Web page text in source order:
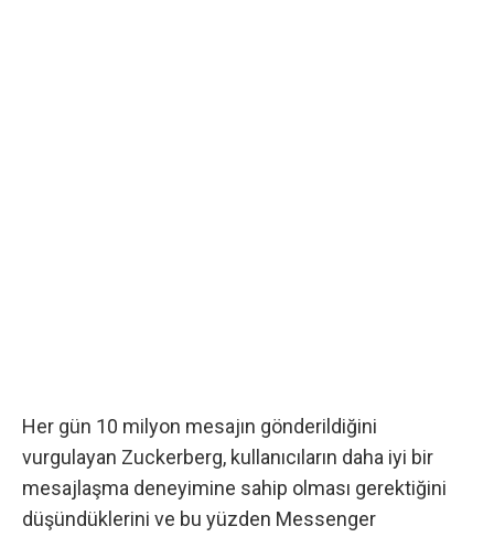
Her gün 10 milyon mesajın gönderildiğini
vurgulayan Zuckerberg, kullanıcıların daha iyi bir
mesajlaşma deneyimine sahip olması gerektiğini
düşündüklerini ve bu yüzden Messenger